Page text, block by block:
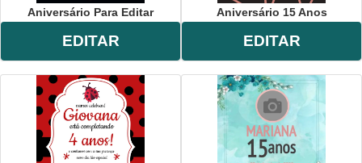
Aniversário Para Editar
EDITAR
Aniversário 15 Anos
EDITAR